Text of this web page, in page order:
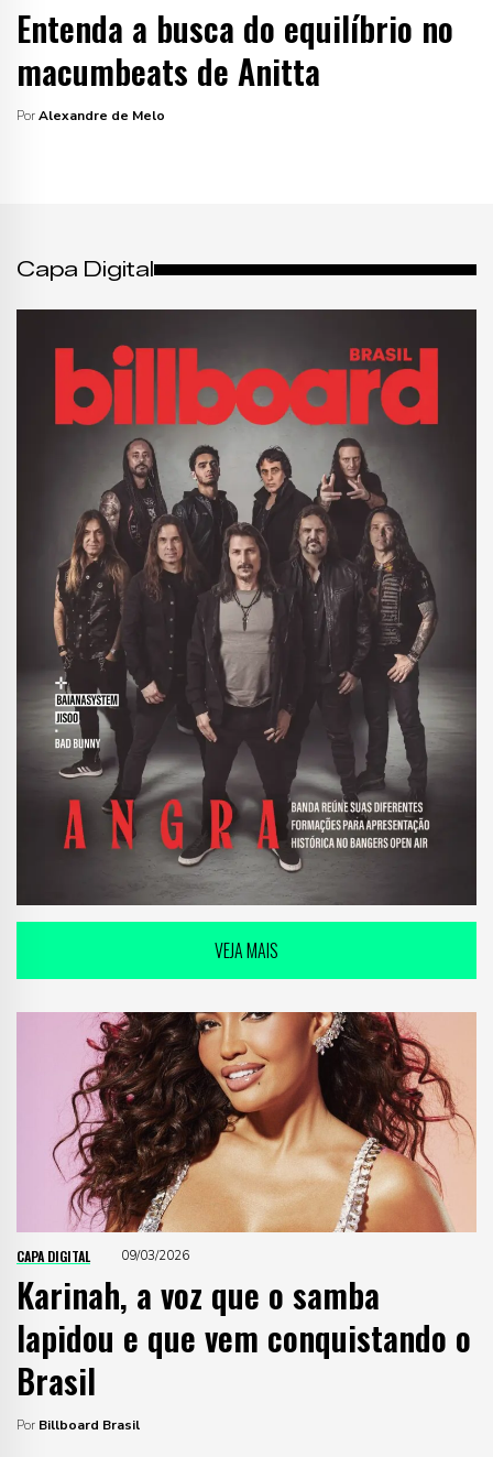
Entenda a busca do equilíbrio no
macumbeats de Anitta
PorAlexandre de Melo
Capa Digital
VEJA MAIS
CAPA DIGITAL 09/03/2026
Karinah, a voz que o samba
lapidou e que vem conquistando o
Brasil
Por Billboard Brasil